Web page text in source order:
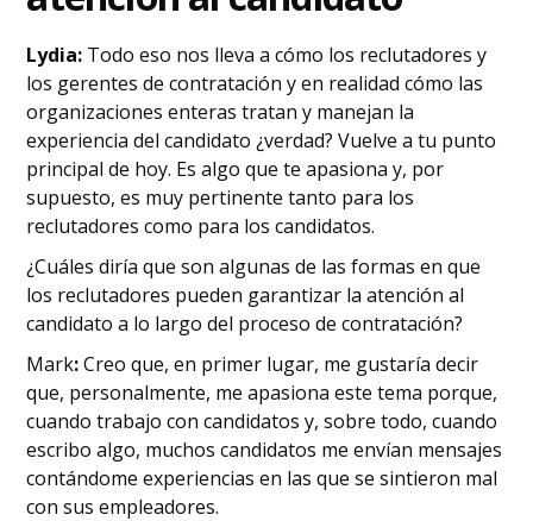
Lydia: Todo eso nos lleva a cómo los reclutadores y
los gerentes de contratación y en realidad cómo las
organizaciones enteras tratan y manejan la
experiencia del candidato ¿verdad? Vuelve a tu punto
principal de hoy. Es algo que te apasiona y, por
supuesto, es muy pertinente tanto para los
reclutadores como para los candidatos.
¿Cuáles diría que son algunas de las formas en que
los reclutadores pueden garantizar la atención al
candidato a lo largo del proceso de contratación?
‍Mark:Creo que, en primer lugar, me gustaría decir
que, personalmente, me apasiona este tema porque,
cuando trabajo con candidatos y, sobre todo, cuando
escribo algo, muchos candidatos me envían mensajes
contándome experiencias en las que se sintieron mal
con sus empleadores.